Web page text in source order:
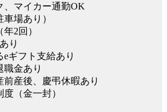
、マイカー通勤OK
車場あり）
2回）
り
eギフト支給あり
職金あり
前産後、慶弔休暇あり
度（金一封）